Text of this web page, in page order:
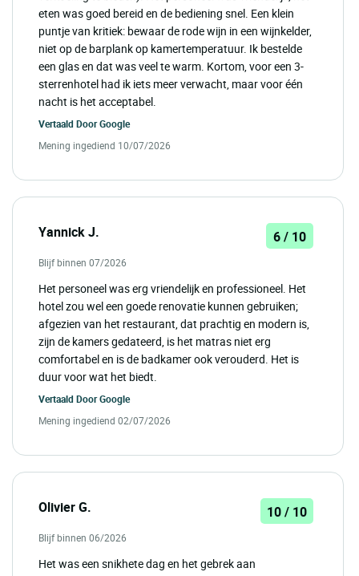
eten was goed bereid en de bediening snel. Een klein
puntje van kritiek: bewaar de rode wijn in een wijnkelder,
niet op de barplank op kamertemperatuur. Ik bestelde
een glas en dat was veel te warm. Kortom, voor een 3-
sterrenhotel had ik iets meer verwacht, maar voor één
nacht is het acceptabel.
Vertaald DoorGoogle
Mening ingediend 10/07/2026
Yannick J. 6 / 10
Blijf binnen 07/2026
Het personeel was erg vriendelijk en professioneel. Het
hotel zou wel een goede renovatie kunnen gebruiken;
afgezien van het restaurant, dat prachtig en modern is,
zijn de kamers gedateerd, is het matras niet erg
comfortabel en is de badkamer ook verouderd. Het is
duur voor wat het biedt.
Vertaald DoorGoogle
Mening ingediend 02/07/2026
Olivier G. 10 / 10
Blijf binnen 06/2026
Het was een snikhete dag en het gebrek aan